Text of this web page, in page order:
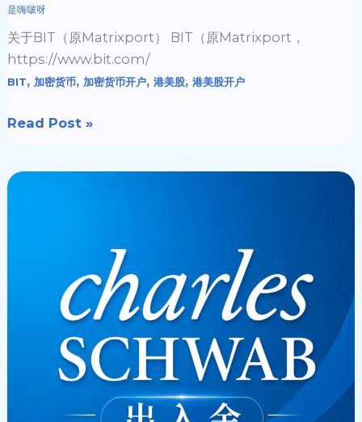
是嗨啵呀
关于BIT（原Matrixport） BIT（原Matrixport，
https://www.bit.com/
BIT, 加密货币, 加密货币开户, 港美股, 港美股开户
开
户
指
南
Read Post »
🏦